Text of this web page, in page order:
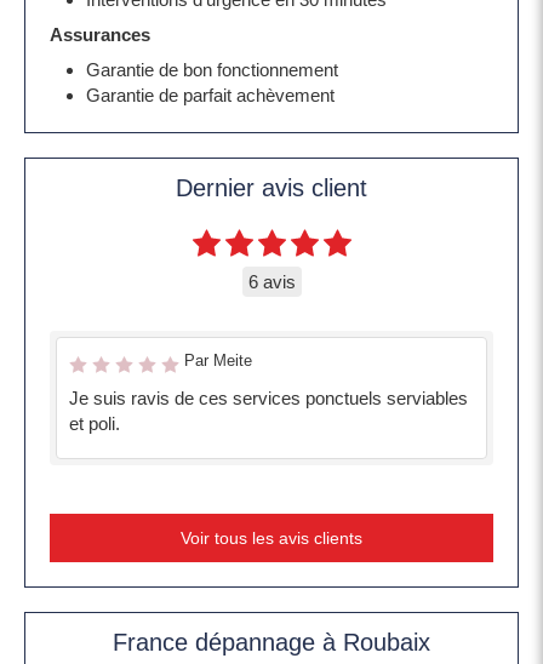
Assurances
Garantie de bon fonctionnement
Garantie de parfait achèvement
Dernier avis client
6 avis
Par Meite
Je suis ravis de ces services ponctuels serviables
et poli.
Voir tous les avis clients
France dépannage à Roubaix